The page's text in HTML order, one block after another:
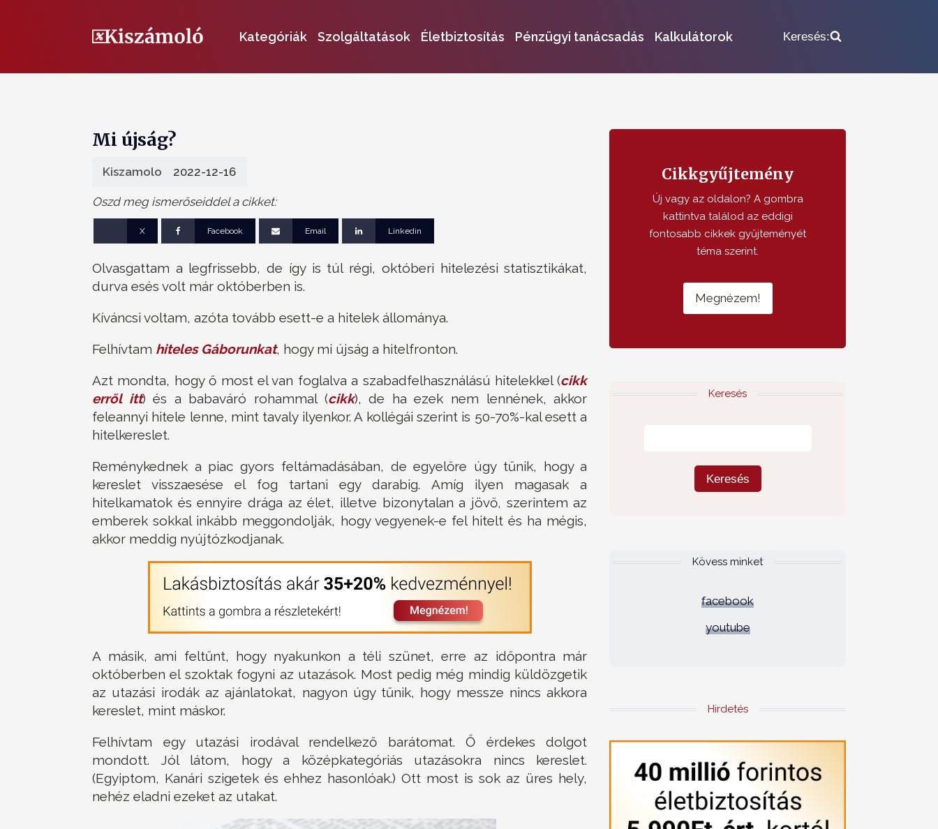
Kategóriák Szolgáltatások Életbiztosítás Pénzügyi tanácsadás Kalkulátorok Keresés:
Mi újság?
Kiszamolo 2022-12-16
Oszd meg ismerőseiddel a cikket:
X Facebook Email Linkedin
Olvasgattam a legfrissebb, de így is túl régi, októberi hitelezési statisztikákat,
durva esés volt már októberben is.
Kíváncsi voltam, azóta tovább esett-e a hitelek állománya.
Felhívtam hiteles Gáborunkat, hogy mi újság a hitelfronton.
Azt mondta, hogy ő most el van foglalva a szabadfelhasználású hitelekkel (cikk
erről itt) és a babaváró rohammal (cikk), de ha ezek nem lennének, akkor
feleannyi hitele lenne, mint tavaly ilyenkor. A kollégái szerint is 50-70%-kal esett a
hitelkereslet.
Reménykednek a piac gyors feltámadásában, de egyelőre úgy tűnik, hogy a
kereslet visszaesése el fog tartani egy darabig. Amíg ilyen magasak a
hitelkamatok és ennyire drága az élet, illetve bizonytalan a jövő, szerintem az
emberek sokkal inkább meggondolják, hogy vegyenek-e fel hitelt és ha mégis,
akkor meddig nyújtózkodjanak.
A másik, ami feltűnt, hogy nyakunkon a téli szünet, erre az időpontra már
októberben el szoktak fogyni az utazások. Most pedig még mindig küldözgetik
az utazási irodák az ajánlatokat, nagyon úgy tűnik, hogy messze nincs akkora
kereslet, mint máskor.
Felhívtam egy utazási irodával rendelkező barátomat. Ő érdekes dolgot
mondott. Jól látom, hogy a középkategóriás utazásokra nincs kereslet.
(Egyiptom, Kanári szigetek és ehhez hasonlóak.) Ott most is sok az üres hely,
nehéz eladni ezeket az utakat.
Cikkgyűjtemény
Új vagy az oldalon? A gombra
kattintva találod az eddigi
fontosabb cikkek gyűjteményét
téma szerint.
Megnézem!
Keresés
Kövess minket
facebook
youtube
Hirdetés